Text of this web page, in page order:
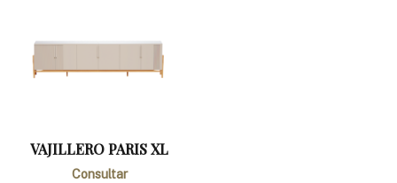
VAJILLERO PARIS XL
Consultar